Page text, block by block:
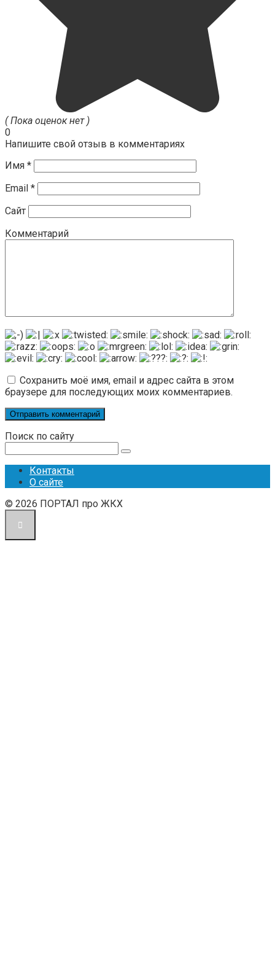
( Пока оценок нет )
0
Напишите свой отзыв в комментариях
Имя *
Email *
Сайт
Комментарий
Сохранить моё имя, email и адрес сайта в этом
браузере для последующих моих комментариев.
Поиск по сайту
Контакты
О сайте
© 2026 ПОРТАЛ про ЖКХ